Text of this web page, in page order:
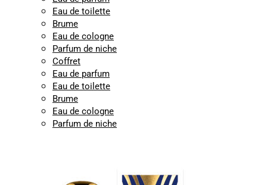
Eau de toilette
Brume
Eau de cologne
Parfum de niche
Coffret
Eau de parfum
Eau de toilette
Brume
Eau de cologne
Parfum de niche